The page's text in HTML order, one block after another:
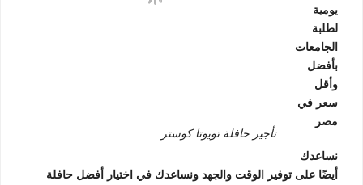
تأجير حافلة تويوتا كوستر
يومية
لطلبة
الجامعات
بأفضل
وأقل
سعر في
مصر
نساعدك
أيضًا على توفير الوقت والجهد ونساعدك في اختيار أفضل حافلة